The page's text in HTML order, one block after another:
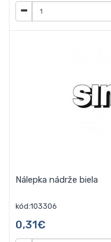
Nálepka nádrže biela
kód:103306
0,31€